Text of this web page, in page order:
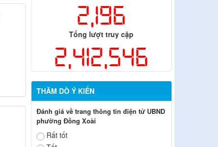
2,196
Tổng lượt truy cập
2,412,546
THĂM DÒ Ý KIẾN
Đánh giá về trang thông tin điện tử UBND
phường Đồng Xoài
Rất tốt